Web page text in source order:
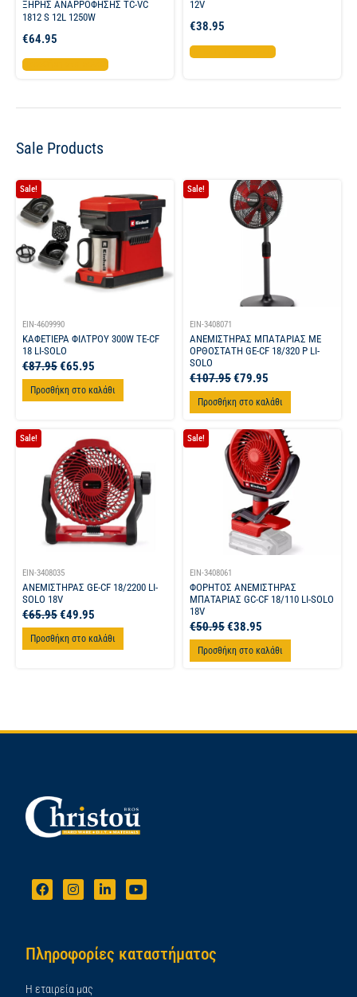
ΞΗΡΗΣ ΑΝΑΡΡΟΦΗΣΗΣ TC-VC
1812 S 12L 1250W
€64.95
Προσθήκη στο καλάθι
12V
€38.95
Προσθήκη στο καλάθι
Sale Products
Sale!
EIN-4609990
ΚΑΦΕΤΙΕΡΑ ΦΙΛΤΡΟΥ 300W TE-CF
18 LI-SOLO
€87.95€65.95
Προσθήκη στο καλάθι
Sale!
EIN-3408071
ΑΝΕΜΙΣΤΗΡΑΣ ΜΠΑΤΑΡΙΑΣ ΜΕ
ΟΡΘΟΣΤΑΤΗ GE-CF 18/320 P LI-
SOLO
€107.95€79.95
Προσθήκη στο καλάθι
Sale!
EIN-3408035
ΑΝΕΜΙΣΤΗΡΑΣ GE-CF 18/2200 LI-
SOLO 18V
€65.95€49.95
Προσθήκη στο καλάθι
Sale!
EIN-3408061
ΦΟΡΗΤΟΣ ΑΝΕΜΙΣΤΗΡΑΣ
ΜΠΑΤΑΡΙΑΣ GC-CF 18/110 LI-SOLO
18V
€50.95€38.95
Προσθήκη στο καλάθι
Πληροφορίες καταστήματος
Η εταιρεία μας